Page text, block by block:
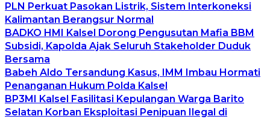
PLN Perkuat Pasokan Listrik, Sistem Interkoneksi
Kalimantan Berangsur Normal
BADKO HMI Kalsel Dorong Pengusutan Mafia BBM
Subsidi, Kapolda Ajak Seluruh Stakeholder Duduk
Bersama
Babeh Aldo Tersandung Kasus, IMM Imbau Hormati
Penanganan Hukum Polda Kalsel
BP3MI Kalsel Fasilitasi Kepulangan Warga Barito
Selatan Korban Eksploitasi Penipuan Ilegal di